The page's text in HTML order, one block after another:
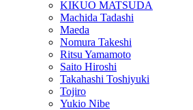
KIKUO MATSUDA
Machida Tadashi
Maeda
Nomura Takeshi
Ritsu Yamamoto
Saito Hiroshi
Takahashi Toshiyuki
Tojiro
Yukio Nibe